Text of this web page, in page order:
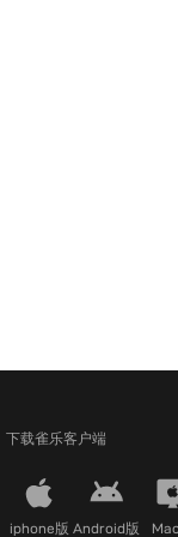
下载雀乐客户端
iphone版 Android版